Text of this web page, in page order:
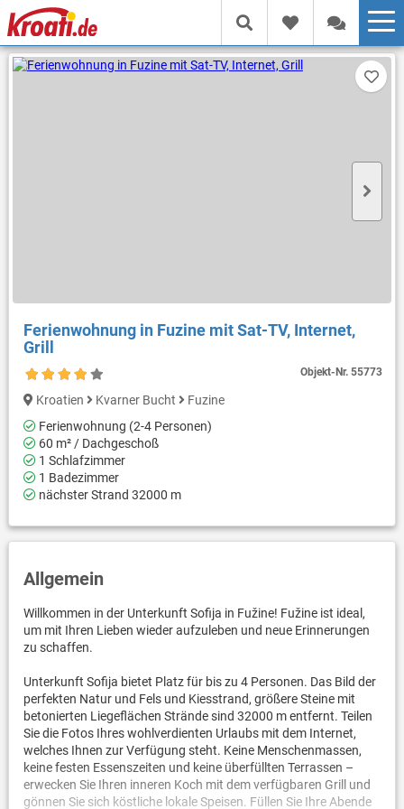
Ferienwohnung in Fuzine mit Sat-TV, Internet,
Grill
Objekt-Nr.55773
Kroatien Kvarner Bucht
Fuzine
Ferienwohnung (2-4 Personen)
60 m² / Dachgeschoß
1 Schlafzimmer
1 Badezimmer
nächster Strand 32000 m
Allgemein
Willkommen in der Unterkunft Sofija in Fužine! Fužine ist ideal,
um mit Ihren Lieben wieder aufzuleben und neue Erinnerungen
zu schaffen.
Unterkunft Sofija bietet Platz für bis zu 4 Personen. Das Bild der
perfekten Natur und Fels und Kiesstrand, größere Steine mit
betonierten Liegeflächen Strände sind 32000 m entfernt. Teilen
Sie die Fotos Ihres wohlverdienten Urlaubs mit dem Internet,
welches Ihnen zur Verfügung steht. Keine Menschenmassen,
keine festen Essenszeiten und keine überfüllten Terrassen –
erwecken Sie Ihren inneren Koch mit dem verfügbaren Grill und
gönnen Sie sich köstliche lokale Speisen. Füllen Sie Ihre Abende